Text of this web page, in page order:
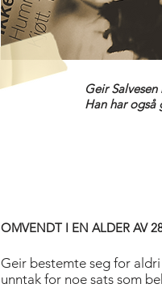
Geir
Han har
OMVENDT I EN ALDER AV
Geir bestemte seg for
unntak for noe sats som